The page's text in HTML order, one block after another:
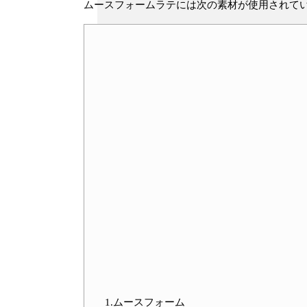
ムースフォームラテには次の素材が使用されて
1.ムースフォーム